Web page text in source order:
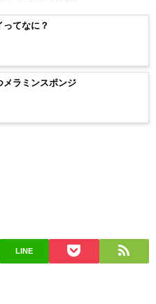
ってなに？
メラミンスポンジ
LINE